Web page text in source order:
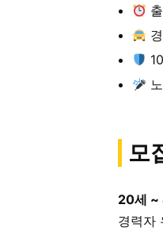
모
20세 ~
경력자